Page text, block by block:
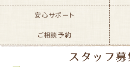
安心サポート
ご相談予約